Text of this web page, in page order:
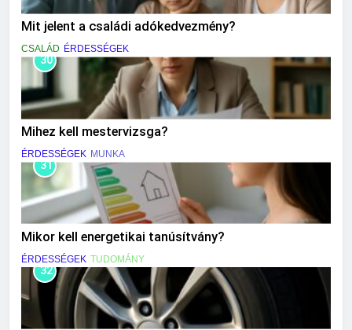
Mit jelent a családi adókedvezmény?
CSALÁD ÉRDESSÉGEK
30
Mihez kell mestervizsga?
ÉRDESSÉGEK MUNKA
31
Mikor kell energetikai tanúsítvány?
ÉRDESSÉGEK TUDOMÁNY
32